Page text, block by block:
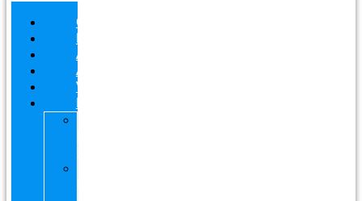
Csapatunk
Masszázsaink
Ajándékutalvány
Áraink
Visszajelzések
Helyszín